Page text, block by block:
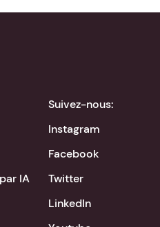
IA
Suivez-nous:
Instagram
Facebook
Twitter
LinkedIn